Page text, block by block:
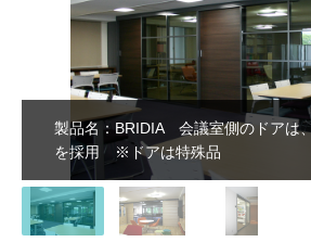
製品名：BRIDIA 会議室側のドアは
を採用 ※ドアは特殊品